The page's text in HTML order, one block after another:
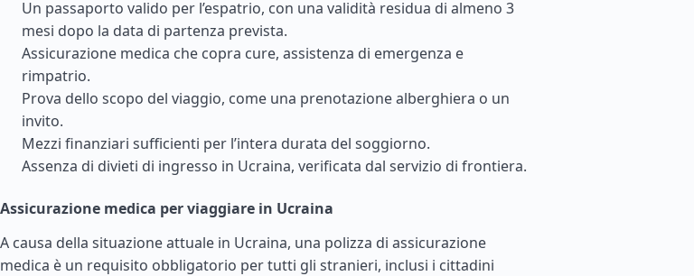
Un passaporto valido per l’espatrio, con una validità residua di almeno 3
mesi dopo la data di partenza prevista.
Assicurazione medica che copra cure, assistenza di emergenza e
rimpatrio.
Prova dello scopo del viaggio, come una prenotazione alberghiera o un
invito.
Mezzi finanziari sufficienti per l’intera durata del soggiorno.
Assenza di divieti di ingresso in Ucraina, verificata dal servizio di frontiera.
Assicurazione medica per viaggiare in Ucraina
A causa della situazione attuale in Ucraina, una polizza di assicurazione
medica è un requisito obbligatorio per tutti gli stranieri, inclusi i cittadini